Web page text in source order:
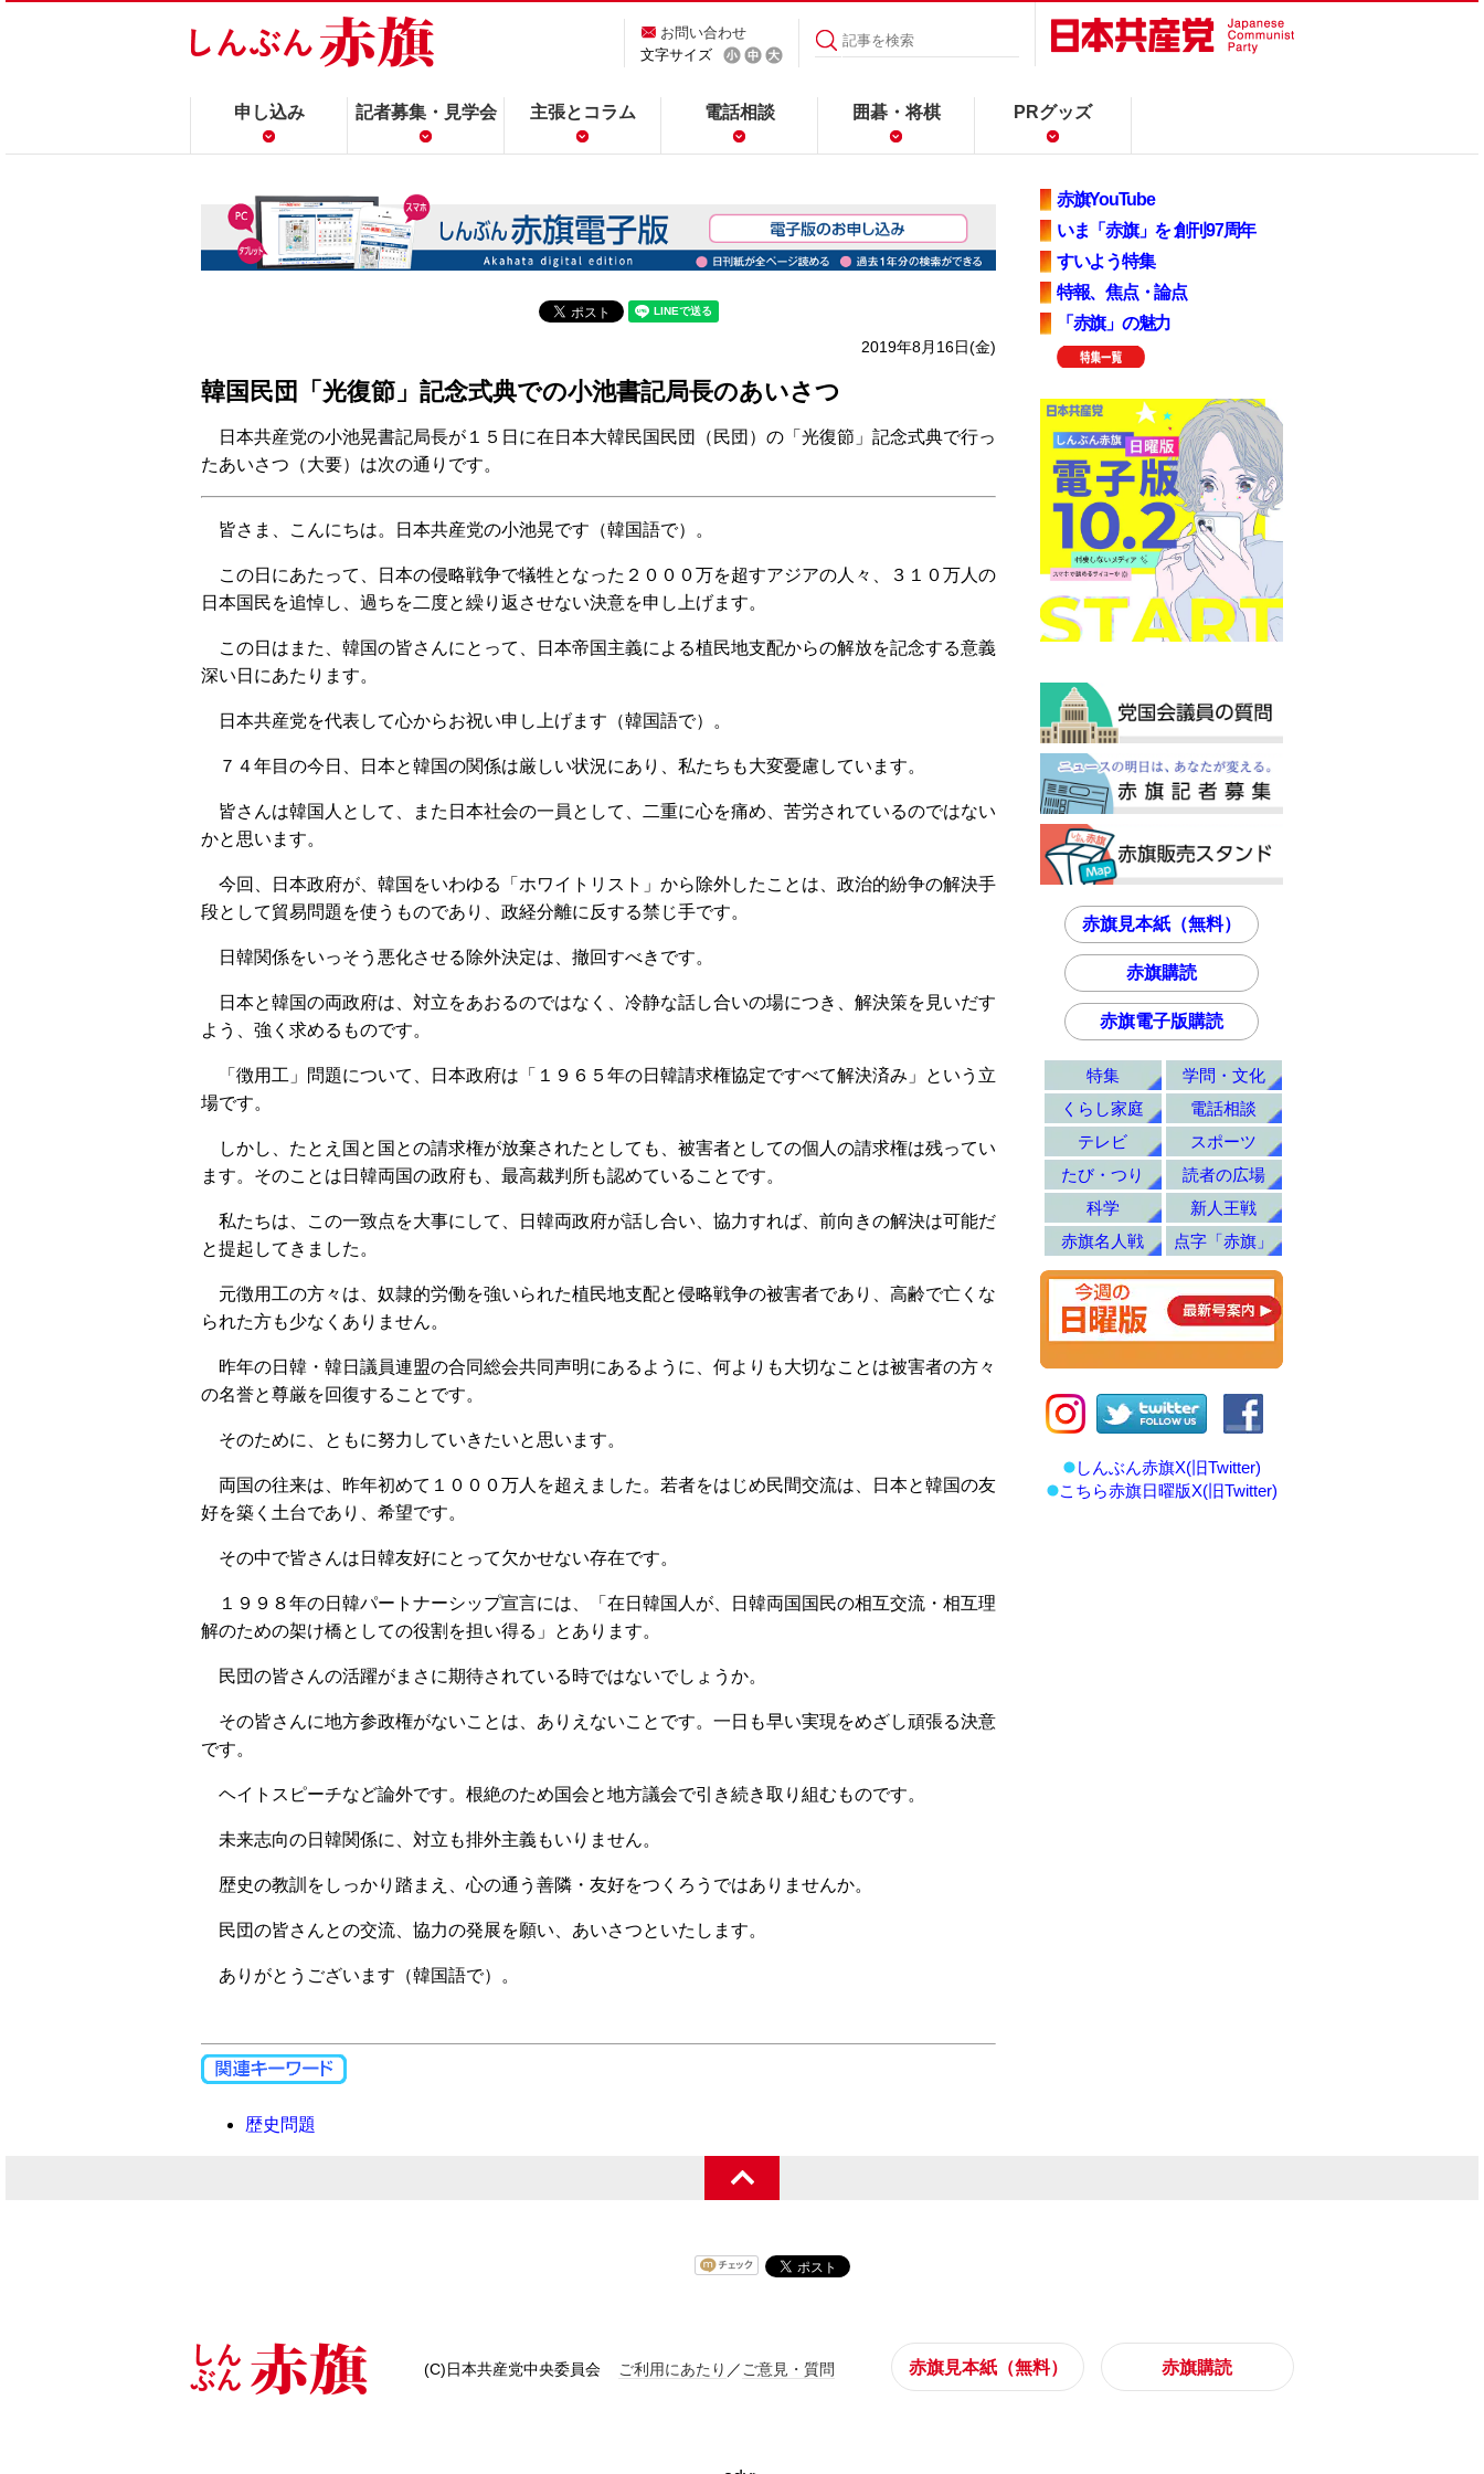
お問い合わせ
文字サイズ
申し込み 記者募集・見学会 主張とコラム 電話相談 囲碁・将棋 PRグッズ
2019年8月16日(金)
韓国民団「光復節」記念式典での小池書記局長のあいさつ
日本共産党の小池晃書記局長が１５日に在日本大韓民国民団（民団）の「光復節」記念式典で行っ
たあいさつ（大要）は次の通りです。
皆さま、こんにちは。日本共産党の小池晃です（韓国語で）。
この日にあたって、日本の侵略戦争で犠牲となった２０００万を超すアジアの人々、３１０万人の
日本国民を追悼し、過ちを二度と繰り返させない決意を申し上げます。
この日はまた、韓国の皆さんにとって、日本帝国主義による植民地支配からの解放を記念する意義
深い日にあたります。
日本共産党を代表して心からお祝い申し上げます（韓国語で）。
７４年目の今日、日本と韓国の関係は厳しい状況にあり、私たちも大変憂慮しています。
皆さんは韓国人として、また日本社会の一員として、二重に心を痛め、苦労されているのではない
かと思います。
今回、日本政府が、韓国をいわゆる「ホワイトリスト」から除外したことは、政治的紛争の解決手
段として貿易問題を使うものであり、政経分離に反する禁じ手です。
日韓関係をいっそう悪化させる除外決定は、撤回すべきです。
日本と韓国の両政府は、対立をあおるのではなく、冷静な話し合いの場につき、解決策を見いだす
よう、強く求めるものです。
「徴用工」問題について、日本政府は「１９６５年の日韓請求権協定ですべて解決済み」という立
場です。
しかし、たとえ国と国との請求権が放棄されたとしても、被害者としての個人の請求権は残ってい
ます。そのことは日韓両国の政府も、最高裁判所も認めていることです。
私たちは、この一致点を大事にして、日韓両政府が話し合い、協力すれば、前向きの解決は可能だ
と提起してきました。
元徴用工の方々は、奴隷的労働を強いられた植民地支配と侵略戦争の被害者であり、高齢で亡くな
られた方も少なくありません。
昨年の日韓・韓日議員連盟の合同総会共同声明にあるように、何よりも大切なことは被害者の方々
の名誉と尊厳を回復することです。
そのために、ともに努力していきたいと思います。
両国の往来は、昨年初めて１０００万人を超えました。若者をはじめ民間交流は、日本と韓国の友
好を築く土台であり、希望です。
その中で皆さんは日韓友好にとって欠かせない存在です。
１９９８年の日韓パートナーシップ宣言には、「在日韓国人が、日韓両国国民の相互交流・相互理
解のための架け橋としての役割を担い得る」とあります。
民団の皆さんの活躍がまさに期待されている時ではないでしょうか。
その皆さんに地方参政権がないことは、ありえないことです。一日も早い実現をめざし頑張る決意
です。
ヘイトスピーチなど論外です。根絶のため国会と地方議会で引き続き取り組むものです。
未来志向の日韓関係に、対立も排外主義もいりません。
歴史の教訓をしっかり踏まえ、心の通う善隣・友好をつくろうではありませんか。
民団の皆さんとの交流、協力の発展を願い、あいさつといたします。
ありがとうございます（韓国語で）。
歴史問題
赤旗YouTube
いま「赤旗」を 創刊97周年
すいよう特集
特報、焦点・論点
「赤旗」の魅力
赤旗見本紙（無料）
赤旗購読
赤旗電子版購読
特集
学問・文化
くらし家庭
電話相談
テレビ
スポーツ
たび・つり
読者の広場
科学
新人王戦
赤旗名人戦
点字「赤旗」
しんぶん赤旗X(旧Twitter)
こちら赤旗日曜版X(旧Twitter)
(C)日本共産党中央委員会 ご利用にあたり ／ ご意見・質問 赤旗見本紙（無料） 赤旗購読